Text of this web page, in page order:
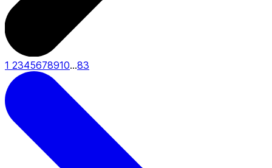
1 2345678910...83